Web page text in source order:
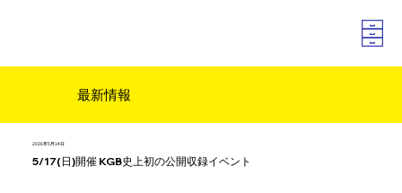
最新情報
2026年5月14日
5/17(日)開催 KGB史上初の公開収録イベント